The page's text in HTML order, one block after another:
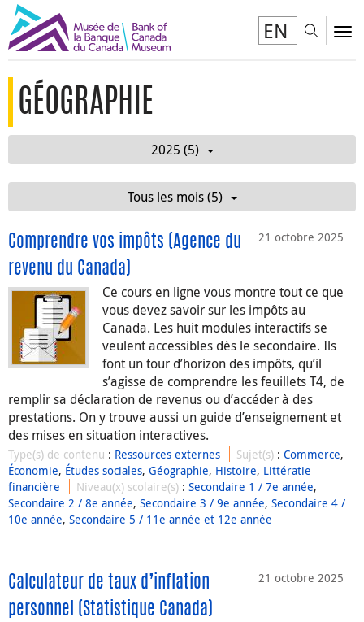
EN
GÉOGRAPHIE
2025 (5)
Tous les mois (5)
21 octobre 2025
Comprendre vos impôts (Agence du
revenu du Canada)
Ce cours en ligne vous montre tout ce que
vous devez savoir sur les impôts au
Canada. Les huit modules interactifs se
veulent accessibles dès le secondaire. Ils
font un tour d’horizon des impôts, qu’il
s’agisse de comprendre les feuillets T4, de
remplir sa déclaration de revenus ou d’accéder à des
prestations. On y trouve aussi un guide d’enseignement et
des mises en situation interactives.
Type(s) de contenu : Ressources externes Sujet(s) :Commerce,
Économie, Études sociales, Géographie, Histoire, Littératie
financière
Niveau(x) scolaire(s) :Secondaire 1 / 7e année,
Secondaire 2 / 8e année, Secondaire 3 / 9e année, Secondaire 4 /
10e année, Secondaire 5 / 11e année et 12e année
21 octobre 2025
Calculateur de taux d’inflation
personnel (Statistique Canada)